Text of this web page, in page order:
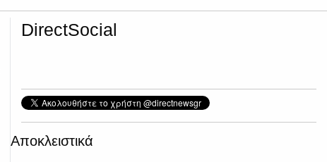
DirectSocial
Αποκλειστικά